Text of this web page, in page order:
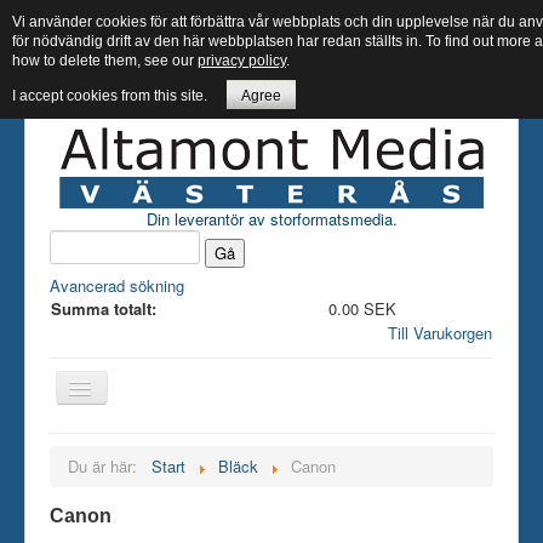
Din leverantör av storformatsmedia.
Avancerad sökning
Summa totalt:
0.00 SEK
Till Varukorgen
Papper
Du är här: Start Bläck Canon
Canon
Vi använder cookies för att förbättra vår webbplats och din upplevelse när du
för nödvändig drift av den här webbplatsen har redan ställts in. To find out more
how to delete them, see our privacy policy.
I accept cookies from this site. Agree